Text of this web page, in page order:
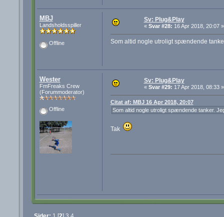
MBJ
Landsholdsspiller
Offline
Sv: Plug&Play
« Svar #28: 16 Apr 2018, 20:07 »
Som altid nogle utroligt spændende
Wester
FmFreaks Crew
(Forummoderator)
Offline
Sv: Plug&Play
« Svar #29: 17 Apr 2018, 08:33 »
Citat af: MBJ 16 Apr 2018, 20:07
Som altid nogle utroligt spændende tanker.
Tak